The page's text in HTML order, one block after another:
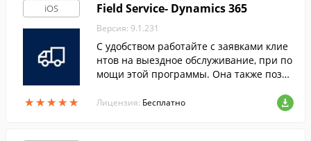
iOS
★★★★★
★★★★★
Field Service- Dynamics 365
Версия: 9.1.231
С удобством работайте с заявками клие
нтов на выездное обслуживание, при по
мощи этой программы. Она также позво
инг ресурсов прямо с вашего iPhone или
Лицензия: Бесплатно